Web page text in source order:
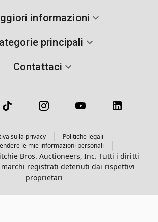
informazioni
principali
Contattaci
sulla privacy
Politiche legali
le mie informazioni personali
Bros. Auctioneers, Inc. Tutti i diritti
marchi registrati detenuti dai rispettivi
proprietari